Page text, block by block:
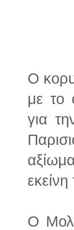
Ο
με το
για
Ο